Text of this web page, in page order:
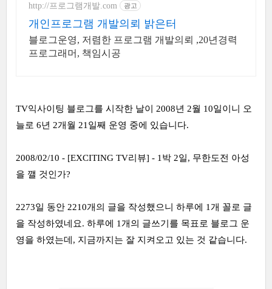
http://프로그램개발.com 광고
개인프로그램 개발의뢰 밝은터
블로그운영, 저렴한 프로그램 개발의뢰 ,20년경력
프로그래머, 책임시공
TV익사이팅 블로그를 시작한 날이 2008년 2월 10일이니 오
늘로 6년 2개월 21일째 운영 중에 있습니다.
2008/02/10 - [EXCITING TV리뷰] - 1박 2일, 무한도전 아성
을 깰 것인가?
2273일 동안 2210개의 글을 작성했으니 하루에 1개 꼴로 글
을 작성하였네요. 하루에 1개의 글쓰기를 목표로 블로그 운
영을 하였는데, 지금까지는 잘 지켜오고 있는 것 같습니다.